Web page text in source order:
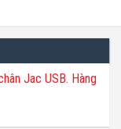
Jac USB. Hàng